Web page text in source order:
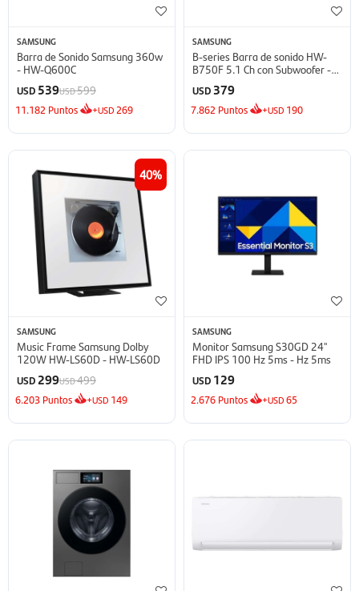
SAMSUNG
Barra de Sonido Samsung 360w
- HW-Q600C
USD 539USD599
11.182 Puntos +USD 269
SAMSUNG
B-series Barra de sonido HW-
B750F 5.1 Ch con Subwoofer -
USD 379
7.862 Puntos +USD 190
40
SAMSUNG
Music Frame Samsung Dolby
120W HW-LS60D - HW-LS60D
USD 299USD499
6.203 Puntos +USD 149
SAMSUNG
Monitor Samsung S30GD 24''
FHD IPS 100 Hz 5ms - Hz 5ms
USD 129
2.676 Puntos +USD65